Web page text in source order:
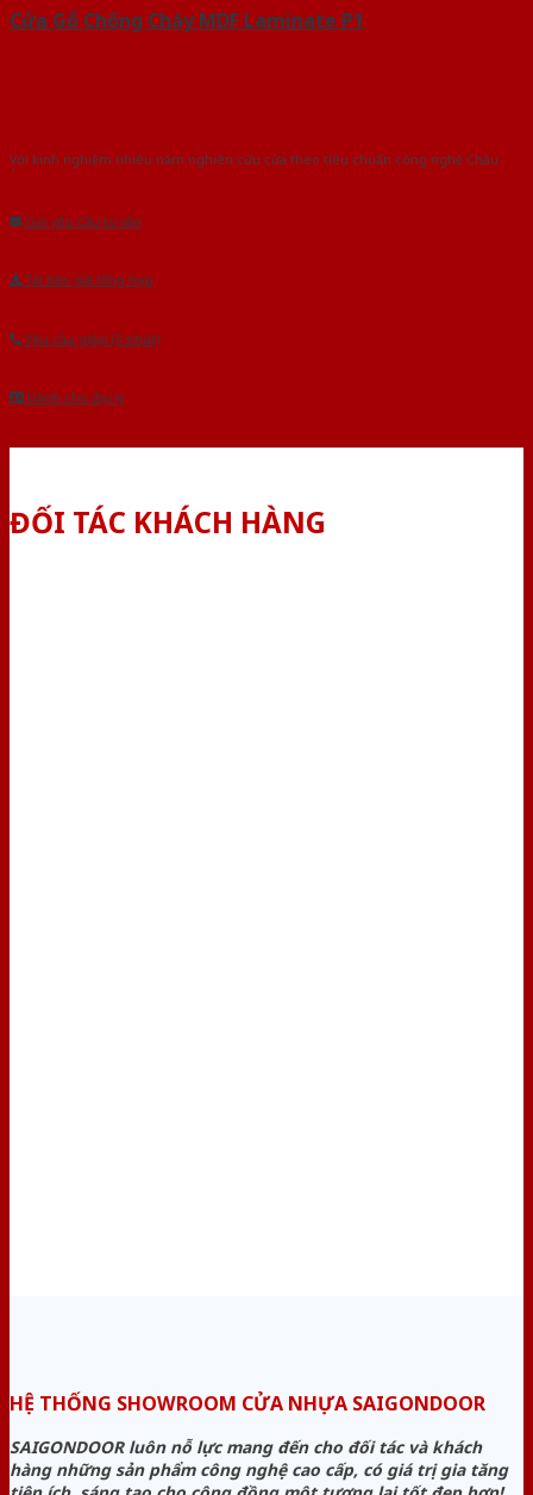
Cửa Gỗ Chống Cháy MDF Laminate P1
Với kinh nghiệm nhiêu năm nghiên cứu cửa theo tiêu chuẩn công nghệ Châu
Gửi yêu cầu tư vấn
Tải báo giá tổng hợp
Yêu cầu gọi lại (3 phút)
Dành cho đại lý
ĐỐI TÁC KHÁCH HÀNG
HỆ THỐNG SHOWROOM CỬA NHỰA SAIGONDOOR
SAIGONDOOR luôn nỗ lực mang đến cho đối tác và khách
hàng những sản phẩm công nghệ cao cấp, có giá trị gia tăng